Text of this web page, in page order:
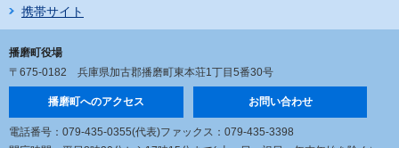
携帯サイト
播磨町役場
〒675-0182 兵庫県加古郡播磨町東本荘1丁目5番30号
播磨町へのアクセス お問い合わせ
電話番号：079-435-0355(代表)ファックス：079-435-3398